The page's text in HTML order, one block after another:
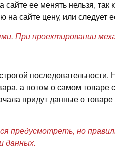
ее менять нельзя, так
на сайте цену, или следует
При проектировании
последовательности.
а потом о самом товаре
придут данные о товаре
предусмотреть, но
данных.